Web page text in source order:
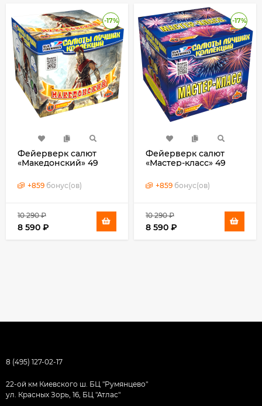
-17%
Фейерверк салют
«Македонский» 49
+859 бонус(ов)
10 290₽
8 590 ₽
-17%
Фейерверк салют
«Мастер-класс» 49
+859 бонус(ов)
10 290₽
8 590 ₽
8 (495) 127-02-17
22-ой км Киевского ш. БЦ "Румянцево"
ул. Красных Зорь, 16, БЦ "Атлас"